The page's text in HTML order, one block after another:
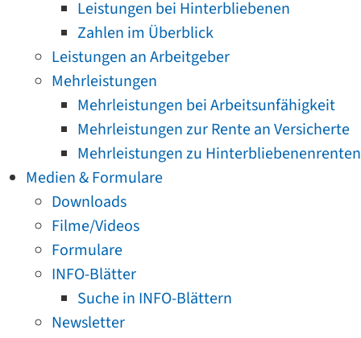
Leistungen bei Hinterbliebenen
Zahlen im Überblick
Leistungen an Arbeitgeber
Mehrleistungen
Mehrleistungen bei Arbeitsunfähigkeit
Mehrleistungen zur Rente an Versicherte
Mehrleistungen zu Hinterbliebenenrenten
Medien & Formulare
Downloads
Filme/Videos
Formulare
INFO-Blätter
Suche in INFO-Blättern
Newsletter